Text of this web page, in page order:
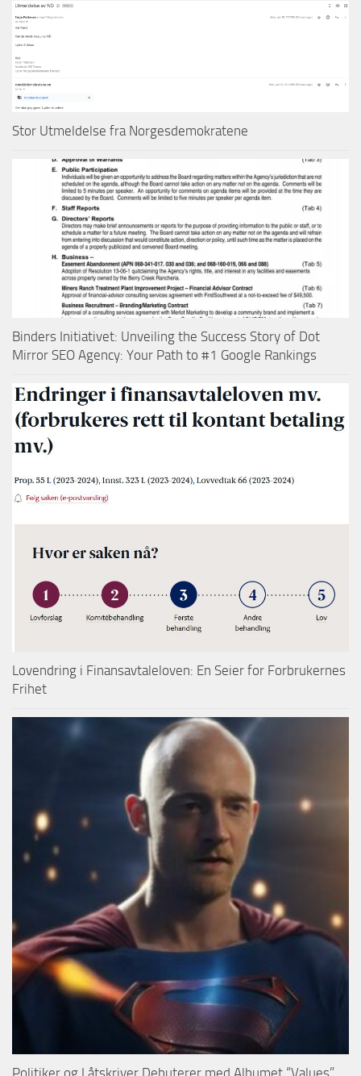
Stor Utmeldelse fra Norgesdemokratene
Binders Initiativet: Unveiling the Success Story of Dot
Mirror SEO Agency: Your Path to #1 Google Rankings
Lovendring i Finansavtaleloven: En Seier for Forbrukernes
Frihet